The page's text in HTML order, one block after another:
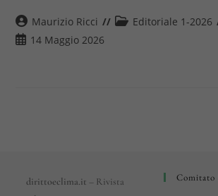
Autore
dell'articolo:
Maurizio Ricci
Categoria
Editoriale 1-2026
Articolo
14 Maggio 2026
dirittoeclima.it – Rivista
Comitato